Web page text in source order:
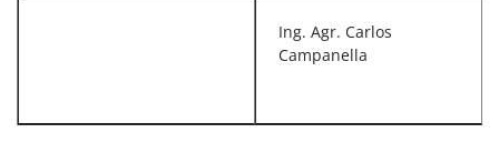
Ing. Agr. Carlos
Campanella